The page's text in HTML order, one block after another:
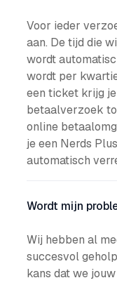
Voor ieder
aan. De tijd die
wordt
wordt per
een ticket krijg
betaalverzoek
online
je een Nerds
automatisch
Wordt mijn
Wij hebben al
succesvol
kans dat we